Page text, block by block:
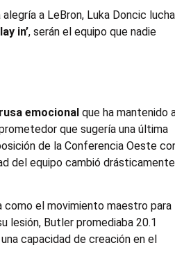
a LeBron, Luka Doncic lucha
in’, serán el equipo que nadie
emocional que ha mantenido
que sugería una última
de la Conferencia Oeste
del equipo cambió drásticamente
el movimiento maestro para
lesión, Butler promediaba 20.1
capacidad de creación en el